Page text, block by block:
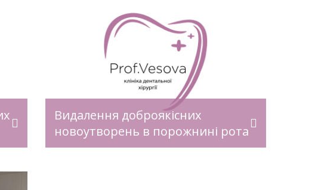
Видалення доброякісних
новоутворень в порожнині рота